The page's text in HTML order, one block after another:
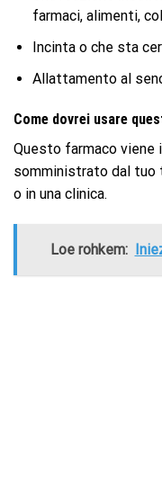
farmaci, alimenti,
Incinta o che sta
Allattamento al
Come dovrei usare
Questo farmaco viene
somministrato dal tuo
o in una clinica.
Loe rohkem: